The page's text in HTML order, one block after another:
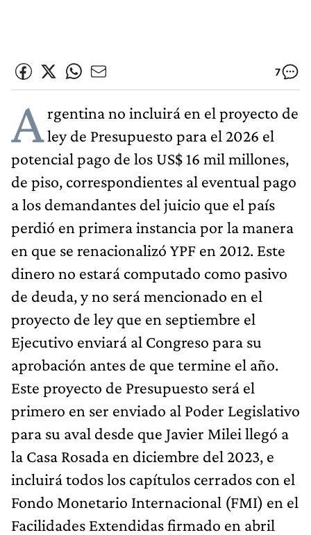
7
Argentina no incluirá en el proyecto de
ley de Presupuesto para el 2026 el
potencial pago de los US$ 16 mil millones,
de piso, correspondientes al eventual pago
a los demandantes del juicio que el país
perdió en primera instancia por la manera
en que se renacionalizó YPF en 2012. Este
dinero no estará computado como pasivo
de deuda, y no será mencionado en el
proyecto de ley que en septiembre el
Ejecutivo enviará al Congreso para su
aprobación antes de que termine el año.
Este proyecto de Presupuesto será el
primero en ser enviado al Poder Legislativo
para su aval desde que Javier Milei llegó a
la Casa Rosada en diciembre del 2023, e
incluirá todos los capítulos cerrados con el
Fondo Monetario Internacional (FMI) en el
Facilidades Extendidas firmado en abril